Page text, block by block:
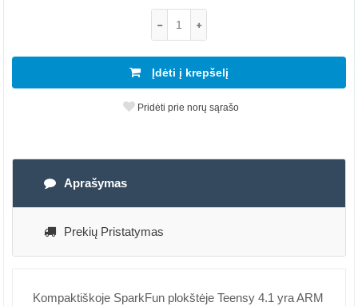
Įdėti į krepšelį
Pridėti prie norų sąrašo
Aprašymas
Prekių Pristatymas
Kompaktiškoje SparkFun plokštėje Teensy 4.1 yra ARM